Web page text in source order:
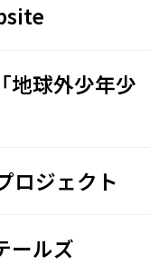
地球外少年少
ロジェクト
ールズ